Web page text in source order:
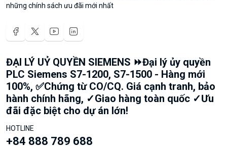
những chính sách ưu đãi mới nhất
ĐẠI LÝ UỶ QUYỀN SIEMENS ⏩Đại lý ủy quyền
PLC Siemens S7-1200, S7-1500 - Hàng mới
100%, ✅Chứng từ CO/CQ. Giá cạnh tranh, bảo
hành chính hãng, ✓Giao hàng toàn quốc ✓Ưu
đãi đặc biệt cho dự án lớn!
HOTLINE
+84 888 789 688